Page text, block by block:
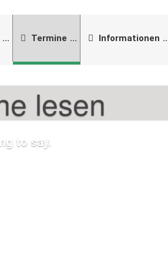
Termine Informationen
lesen
to say.